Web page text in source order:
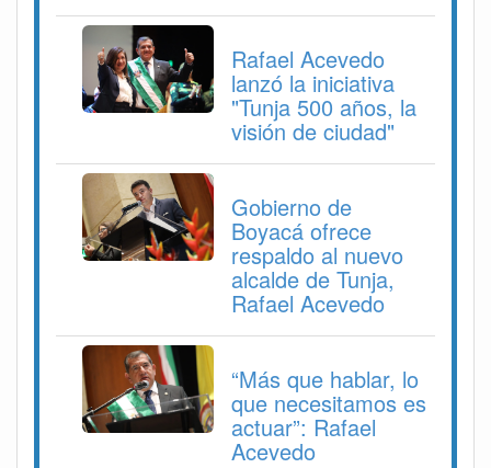
Rafael Acevedo
lanzó la iniciativa
"Tunja 500 años, la
visión de ciudad"
Gobierno de
Boyacá ofrece
respaldo al nuevo
alcalde de Tunja,
Rafael Acevedo
“Más que hablar, lo
que necesitamos es
actuar”: Rafael
Acevedo